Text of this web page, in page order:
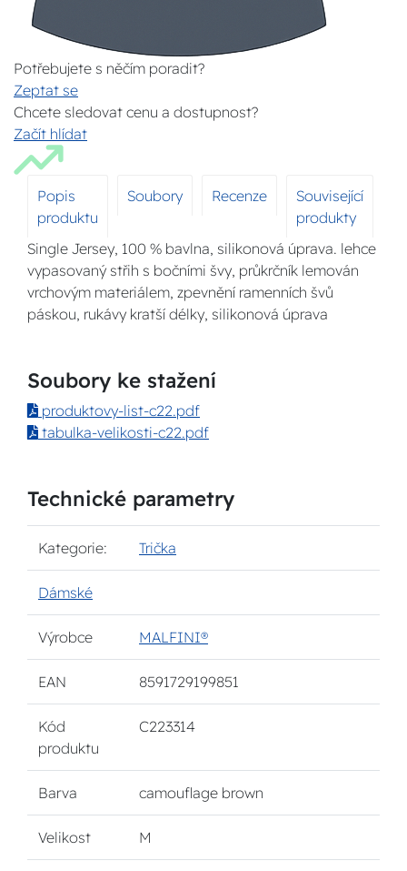
Potřebujete s něčím poradit?
Zeptat se
Chcete sledovat cenu a dostupnost?
Začít hlídat
Popis
produktu
Soubory Recenze
Související
produkty
Single Jersey, 100 % bavlna, silikonová úprava. lehce
vypasovaný střih s bočními švy, průkrčník lemován
vrchovým materiálem, zpevnění ramenních švů
páskou, rukávy kratší délky, silikonová úprava
Soubory ke stažení
produktovy-list-c22.pdf
tabulka-velikosti-c22.pdf
Technické parametry
Kategorie: Trička
Dámské
Výrobce MALFINI®
EAN 8591729199851
Kód
produktu
C223314
Barva camouflage brown
Velikost M